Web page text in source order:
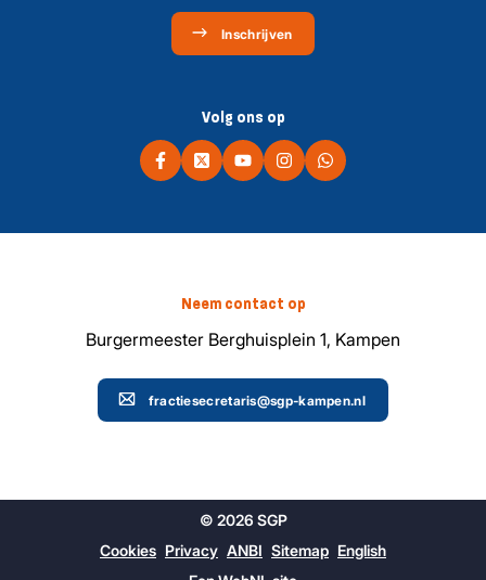
Inschrijven
Volg ons op
Neem contact op
Burgermeester Berghuisplein 1, Kampen
fractiesecretaris@sgp-kampen.nl
© 2026 SGP
Cookies Privacy ANBI Sitemap English